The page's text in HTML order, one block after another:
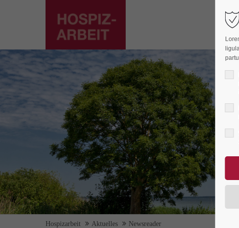
Login
Benutzername
Passwort
Anmelden
Register Lost your password?
Support
Lorem
24h
We offer
Mon - Fri
Hospizarbeit Aktuelles Newsreader